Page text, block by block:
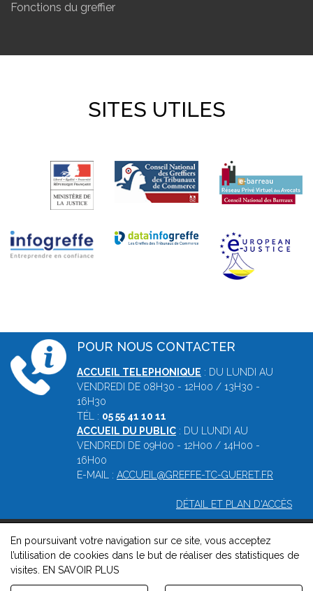
Fonctions du greffier
SITES UTILES
POUR NOUS CONTACTER
ACCUEIL TELEPHONIQUE : DU LUNDI AU
VENDREDI DE 08H30 - 12H00 / 13H30 -
16H30
TÉL : 05 55 41 10 11
ACCUEIL DU PUBLIC : DU LUNDI AU
VENDREDI DE 09H00 - 12H00 / 14H00 -
16H00
E-MAIL : ACCUEIL@GREFFE-TC-GUERET.FR
DÉTAIL ET PLAN D'ACCÈS
© 2026, Greffe du tribunal de commerce de Guéret -Mentions
légales-Contact -Gestion des cookies -Politique de
confidentialité et de cookies
En poursuivant votre navigation sur ce site, vous acceptez
l’utilisation de cookies dans le but de réaliser des statistiques de
visites.
EN SAVOIR PLUS